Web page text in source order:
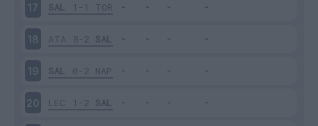
17 SAL 1-1 TOR
18 ATA 8-2 SAL
19 SAL 0-2 NAP
20 LEC 1-2 SAL